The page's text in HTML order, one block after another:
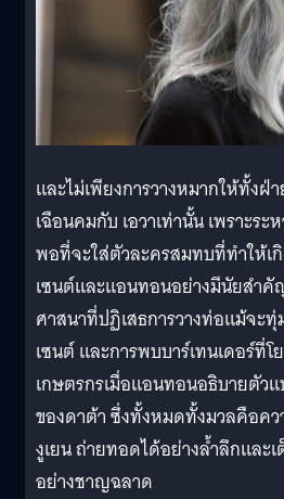
และไม่เพียงการวางหมากให้ทั้ง
เฉือนคมกับ เอวาเท่านั้น เพราะร
พอที่จะใส่ตัวละครสมทบที่ทำให้เ
เซนต์และแอนทอนอย่างมีนัยสำ
ศาสนาที่ปฏิเสธการวางท่อแม้จะ
เซนต์ และการพบบาร์เทนเดอร์ที่
เกษตรกรเมื่อแอนทอนอธิบายตัวแ
ของดาต้า ซึ่งทั้งหมดทั้งมวลคือค
งูเยน ถ่ายทอดได้อย่างล้ำลึกและ
อย่างชาญฉลาด